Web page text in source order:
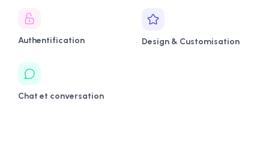
Authentification Design & Customisation
Chat et conversation